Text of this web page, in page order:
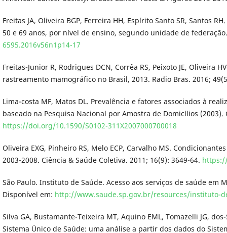
Freitas JA, Oliveira BGP, Ferreira HH, Espírito Santo SR, Santos
50 e 69 anos, por nível de ensino, segundo unidade de
6595.2016v56n1p14-17
Freitas-Junior R, Rodrigues DCN, Corrêa RS, Peixoto JE, Oliveira
rastreamento mamográfico no Brasil, 2013. Radio Bras. 2016;
Lima-costa MF, Matos DL. Prevalência e fatores associados à
baseado na Pesquisa Nacional por Amostra de Domicílios (2003).
https://doi.org/10.1590/S0102-311X2007000700018
Oliveira EXG, Pinheiro RS, Melo ECP, Carvalho MS.
2003-2008. Ciência & Saúde Coletiva. 2011; 16(9): 3649-64.
São Paulo. Instituto de Saúde. Acesso aos serviços de saúde
Disponível em: http://www.saude.sp.gov.br/resources/instituto-
Silva GA, Bustamante-Teixeira MT, Aquino EML, Tomazelli JG,
Sistema Único de Saúde: uma análise a partir dos dados do